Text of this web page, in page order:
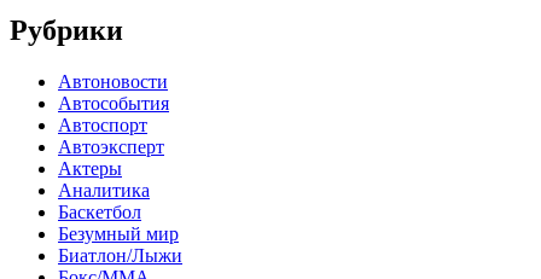
Рубрики
Автоновости
Автособытия
Автоспорт
Автоэксперт
Актеры
Аналитика
Баскетбол
Безумный мир
Биатлон/Лыжи